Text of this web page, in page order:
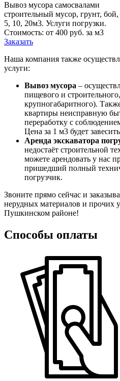
Вывоз мусора самосвалами
строительный мусор, грунт,
5, 10, 20м3. Услуги погрузки.
Стоимость: от 400 руб. за м3
Заказать
Наша компания также
услуги:
Вывоз мусора –
пищевого и
крупногабаритного).
квартиры неисправную
переработку с
Цена за 1 м3 будет
Аренда экскаватора
недостаёт строительной
можете арендовать у нас
пришедший полный
погрузчик.
Звоните прямо сейчас и
нерудных материалов и прочих
Пушкинском районе!
Способы оплаты